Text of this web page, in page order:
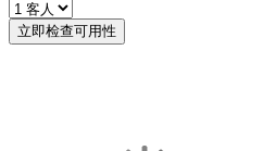
立即检查可用性